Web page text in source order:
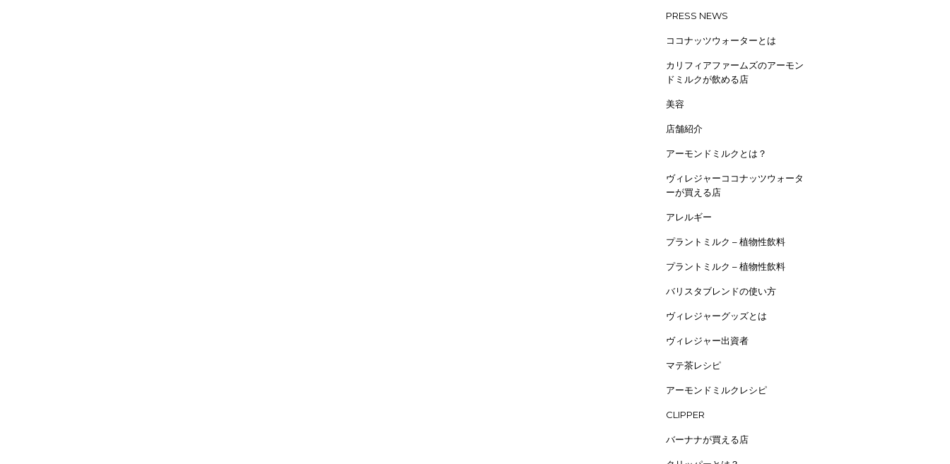
PRESS NEWS
ココナッツウォーターとは
カリフィアファームズのアーモン
ドミルクが飲める店
美容
店舗紹介
アーモンドミルクとは？
ヴィレジャーココナッツウォータ
ーが買える店
アレルギー
プラントミルク – 植物性飲料
プラントミルク – 植物性飲料
バリスタブレンドの使い方
ヴィレジャーグッズとは
ヴィレジャー出資者
マテ茶レシピ
アーモンドミルクレシピ
CLIPPER
バーナナが買える店